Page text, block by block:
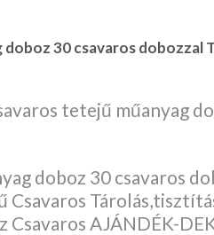
30 csavaros dobozzal
tetejű műanyag
doboz 30 csavaros
Csavaros
Csavaros AJÁNDÉK-